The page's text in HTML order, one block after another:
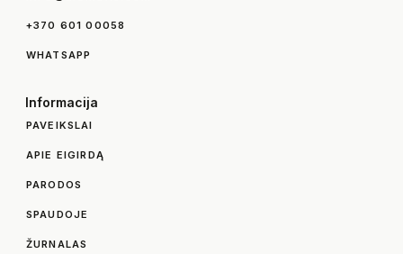
+370 601 00058
WHATSAPP
Informacija
PAVEIKSLAI
APIE EIGIRDĄ
PARODOS
SPAUDOJE
ŽURNALAS